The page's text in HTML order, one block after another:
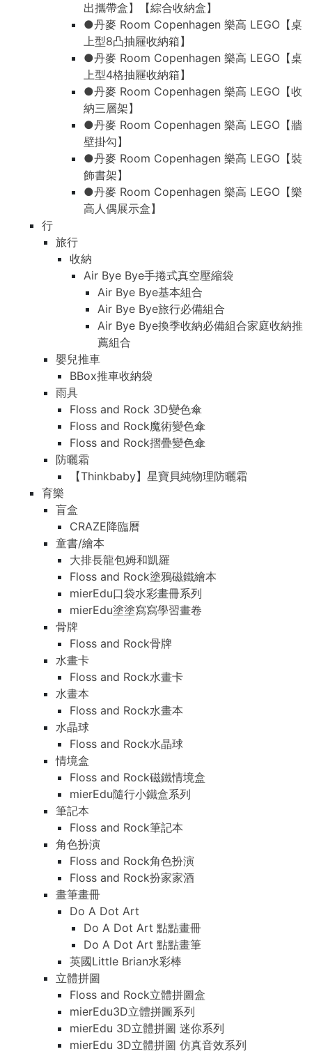
出攜帶盒】【綜合收納盒】
●丹麥 Room Copenhagen 樂高 LEGO【桌
上型8凸抽屜收納箱】
●丹麥 Room Copenhagen 樂高 LEGO【桌
上型4格抽屜收納箱】
●丹麥 Room Copenhagen 樂高 LEGO【收
納三層架】
●丹麥 Room Copenhagen 樂高 LEGO【牆
壁掛勾】
●丹麥 Room Copenhagen 樂高 LEGO【裝
飾書架】
●丹麥 Room Copenhagen 樂高 LEGO【樂
高人偶展示盒】
行
旅行
收納
Air Bye Bye手捲式真空壓縮袋
Air Bye Bye基本組合
Air Bye Bye旅行必備組合
Air Bye Bye換季收納必備組合家庭收納推
薦組合
嬰兒推車
BBox推車收納袋
雨具
Floss and Rock 3D變色傘
Floss and Rock魔術變色傘
Floss and Rock摺疊變色傘
防曬霜
【Thinkbaby】星寶貝純物理防曬霜
育樂
盲盒
CRAZE降臨曆
童書/繪本
大排長龍包姆和凱羅
Floss and Rock塗鴉磁鐵繪本
mierEdu口袋水彩畫冊系列
mierEdu塗塗寫寫學習畫卷
骨牌
Floss and Rock骨牌
水畫卡
Floss and Rock水畫卡
水畫本
Floss and Rock水畫本
水晶球
Floss and Rock水晶球
情境盒
Floss and Rock磁鐵情境盒
mierEdu隨行小鐵盒系列
筆記本
Floss and Rock筆記本
角色扮演
Floss and Rock角色扮演
Floss and Rock扮家家酒
畫筆畫冊
Do A Dot Art
Do A Dot Art 點點畫冊
Do A Dot Art 點點畫筆
英國Little Brian水彩棒
立體拼圖
Floss and Rock立體拼圖盒
mierEdu3D立體拼圖系列
mierEdu 3D立體拼圖 迷你系列
mierEdu 3D立體拼圖 仿真音效系列